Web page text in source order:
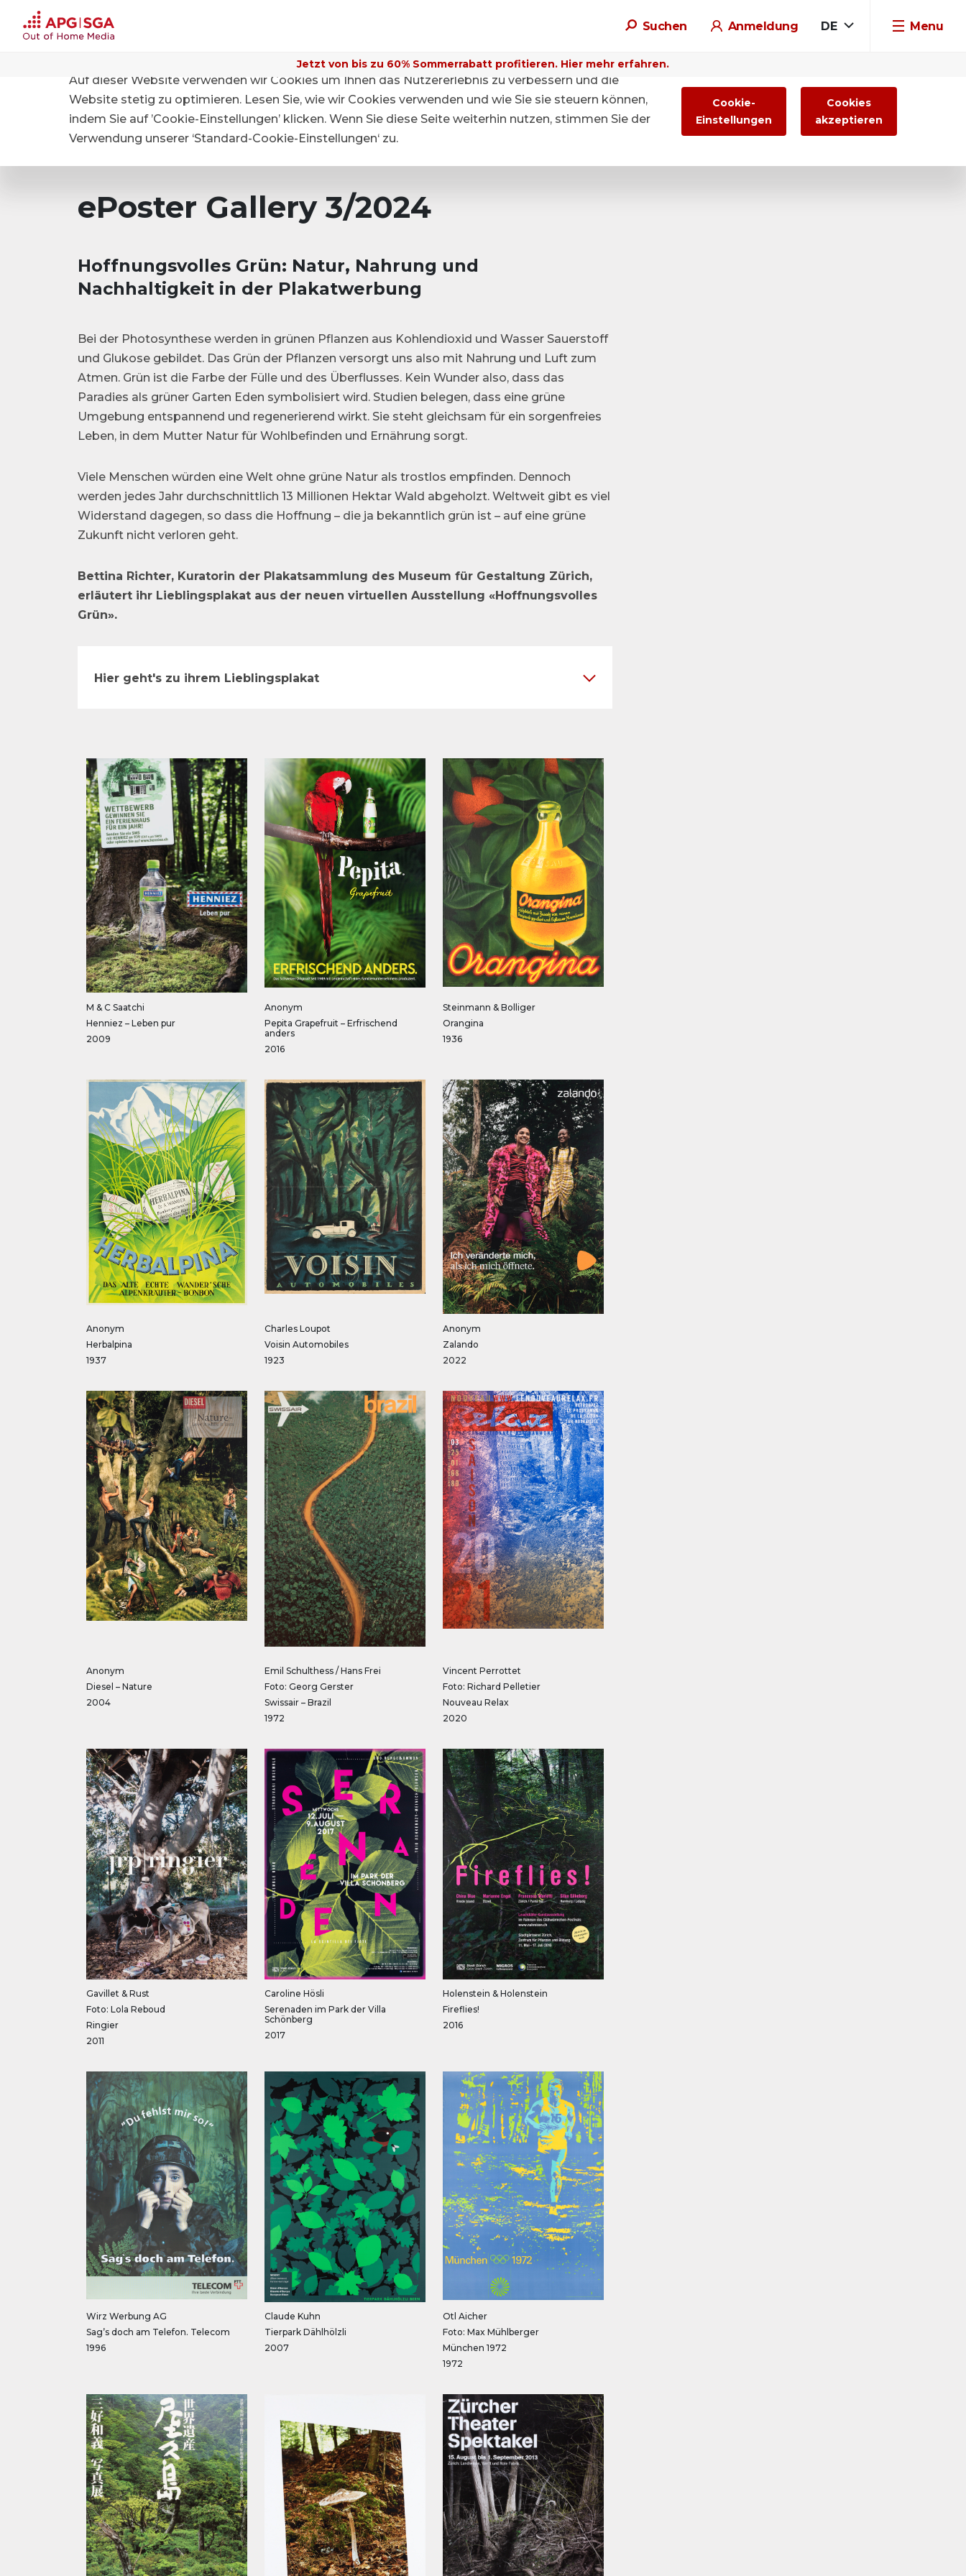
Suchen Anmeldung DE Menu
Jetzt von bis zu 60% Sommerrabatt profitieren. Hier mehr erfahren.
ePoster Gallery 3/2024
Hoffnungsvolles Grün: Natur, Nahrung und
Nachhaltigkeit in der Plakatwerbung
Bei der Photosynthese werden in grünen Pflanzen aus Kohlendioxid und Wasser Sauerstoff
und Glukose gebildet. Das Grün der Pflanzen versorgt uns also mit Nahrung und Luft zum
Atmen. Grün ist die Farbe der Fülle und des Überflusses. Kein Wunder also, dass das
Paradies als grüner Garten Eden symbolisiert wird. Studien belegen, dass eine grüne
Umgebung entspannend und regenerierend wirkt. Sie steht gleichsam für ein sorgenfreies
Leben, in dem Mutter Natur für Wohlbefinden und Ernährung sorgt.
Viele Menschen würden eine Welt ohne grüne Natur als trostlos empfinden. Dennoch
werden jedes Jahr durchschnittlich 13 Millionen Hektar Wald abgeholzt. Weltweit gibt es viel
Widerstand dagegen, so dass die Hoffnung – die ja bekanntlich grün ist – auf eine grüne
Zukunft nicht verloren geht.
Bettina Richter, Kuratorin der Plakatsammlung des Museum für Gestaltung Zürich,
erläutert ihr Lieblingsplakat aus der neuen virtuellen Ausstellung «Hoffnungsvolles
Grün».
Hier geht's zu ihrem Lieblingsplakat
M & C Saatchi
Henniez – Leben pur
2009
Anonym
Pepita Grapefruit – Erfrischend
anders
2016
Steinmann & Bolliger
Orangina
1936
Anonym
Herbalpina
1937
Charles Loupot
Voisin Automobiles
1923
Anonym
Zalando
2022
Anonym
Diesel – Nature
2004
Emil Schulthess / Hans Frei
Foto: Georg Gerster
Swissair – Brazil
1972
Vincent Perrottet
Foto: Richard Pelletier
Nouveau Relax
2020
Gavillet & Rust
Foto: Lola Reboud
Ringier
2011
Caroline Hösli
Serenaden im Park der Villa
Schönberg
2017
Holenstein & Holenstein
Fireflies!
2016
Wirz Werbung AG
Sag’s doch am Telefon. Telecom
1996
Claude Kuhn
Tierpark Dählhölzli
2007
Otl Aicher
Foto: Max Mühlberger
München 1972
1972
Auf dieser Website verwenden wir Cookies um Ihnen das Nutzererlebnis zu verbessern und die
Website stetig zu optimieren. Lesen Sie, wie wir Cookies verwenden und wie Sie sie steuern können,
indem Sie auf ’Cookie-Einstellungen’ klicken. Wenn Sie diese Seite weiterhin nutzen, stimmen Sie der
Verwendung unserer ‘Standard-Cookie-Einstellungen‘ zu.
Cookie-
Einstellungen
Cookies
akzeptieren